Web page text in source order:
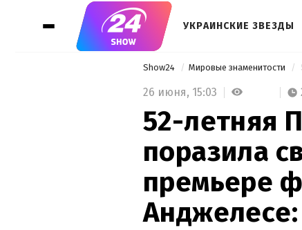
УКРАИНСКИЕ ЗВЕЗДЫ
Show24 Мировые знаменитости
26 июня, 15:03
52-летняя
поразила
премьере